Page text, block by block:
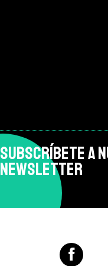
SUBSCRÍBETE A
NEWSLETTER